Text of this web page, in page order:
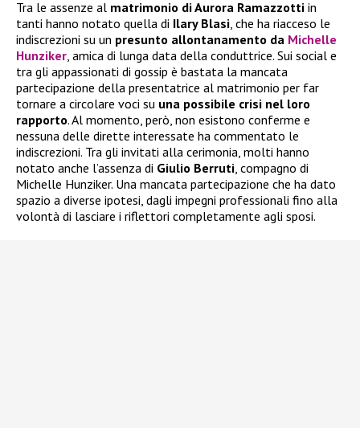
Tra le assenze al matrimonio di Aurora Ramazzotti in
tanti hanno notato quella di Ilary Blasi, che ha riacceso le
indiscrezioni su un presunto allontanamento da Michelle
Hunziker, amica di lunga data della conduttrice. Sui social e
tra gli appassionati di gossip è bastata la mancata
partecipazione della presentatrice al matrimonio per far
tornare a circolare voci su una possibile crisi nel loro
rapporto. Al momento, però, non esistono conferme e
nessuna delle dirette interessate ha commentato le
indiscrezioni. Tra gli invitati alla cerimonia, molti hanno
notato anche l’assenza di Giulio Berruti, compagno di
Michelle Hunziker. Una mancata partecipazione che ha dato
spazio a diverse ipotesi, dagli impegni professionali fino alla
volontà di lasciare i riflettori completamente agli sposi.